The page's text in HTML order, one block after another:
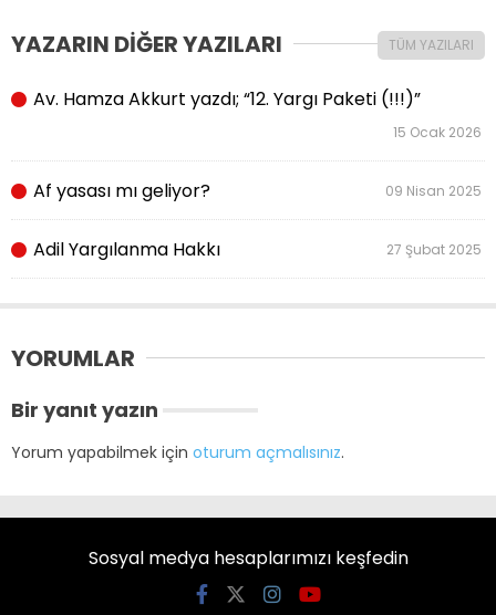
YAZARIN DİĞER YAZILARI TÜM YAZILARI
Av. Hamza Akkurt yazdı; “12. Yargı Paketi (!!!)”
15 Ocak 2026
Af yasası mı geliyor? 09 Nisan 2025
Adil Yargılanma Hakkı 27 Şubat 2025
YORUMLAR
Bir yanıt yazın
Yorum yapabilmek için oturum açmalısınız.
Sosyal medya hesaplarımızı keşfedin